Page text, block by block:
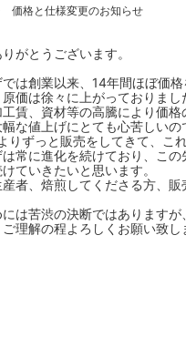
の商品
価格と仕様変更のお知らせ
がとうございます。
では創業以来、14年間ほぼ価
価は徐々に上がっておりまし
賃、資材等の高騰により価格
な値上げにとても心苦しいの
りずっと販売をしてきて、こ
は常に進化を続けており、この
ていきたいと思います。
者、焙煎してくださる方、
は苦渋の決断ではありますが
理解の程よろしくお願い致し